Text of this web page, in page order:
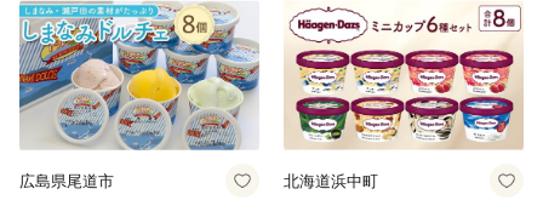
広島県尾道市 北海道浜中町